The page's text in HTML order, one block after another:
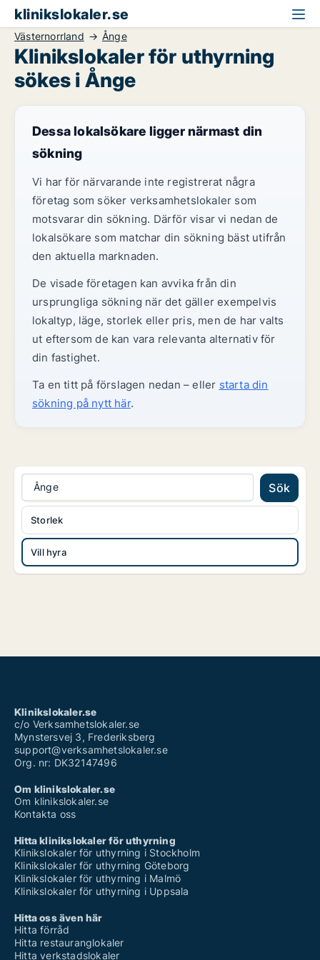
klinikslokaler.se
Västernorrland Ånge
Klinikslokaler för uthyrning
sökes i Ånge
Dessa lokalsökare ligger närmast din
sökning
Vi har för närvarande inte registrerat några
företag som söker verksamhetslokaler som
motsvarar din sökning. Därför visar vi nedan de
lokalsökare som matchar din sökning bäst utifrån
den aktuella marknaden.
De visade företagen kan avvika från din
ursprungliga sökning när det gäller exempelvis
lokaltyp, läge, storlek eller pris, men de har valts
ut eftersom de kan vara relevanta alternativ för
din fastighet.
Ta en titt på förslagen nedan – eller starta din
sökning på nytt här.
Ånge Sök
Vill hyra
Storlek
Klinikslokaler.se
c/o Verksamhetslokaler.se
Mynstersvej 3, Frederiksberg
support@verksamhetslokaler.se
Org. nr: DK32147496
Om klinikslokaler.se
Om klinikslokaler.se
Kontakta oss
Hitta klinikslokaler för uthyrning
Klinikslokaler för uthyrning i Stockholm
Klinikslokaler för uthyrning Göteborg
Klinikslokaler för uthyrning i Malmö
Klinikslokaler för uthyrning i Uppsala
Hitta oss även här
Hitta förråd
Hitta restauranglokaler
Hitta verkstadslokaler